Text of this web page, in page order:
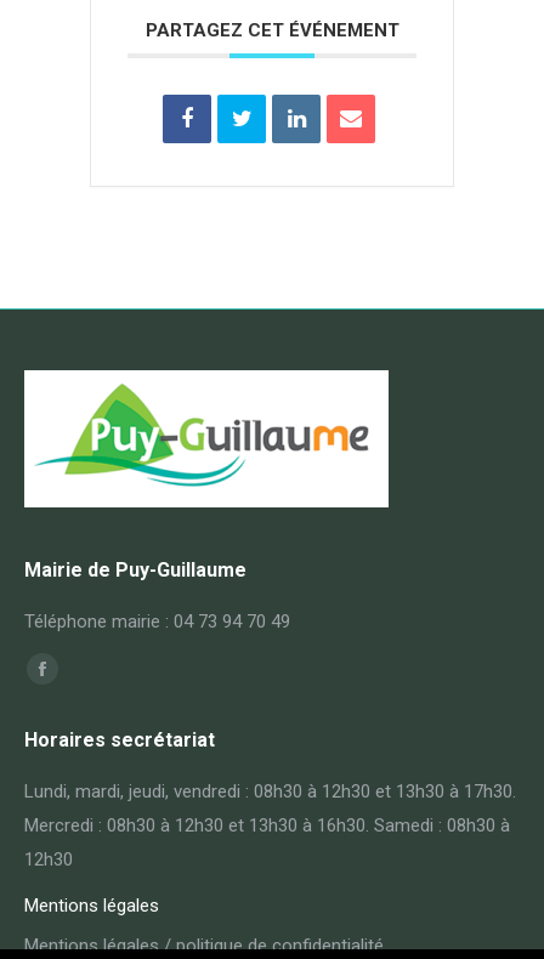
PARTAGEZ CET ÉVÉNEMENT
Mairie de Puy-Guillaume
Téléphone mairie : 04 73 94 70 49
Trouvez nous sur :
Facebook
opens
Horaires secrétariat
Lundi, mardi, jeudi, vendredi : 08h30 à 12h30 et 13h30 à 17h30.
Mercredi : 08h30 à 12h30 et 13h30 à 16h30. Samedi : 08h30 à
12h30
Mentions légales
Mentions légales / politique de confidentialité